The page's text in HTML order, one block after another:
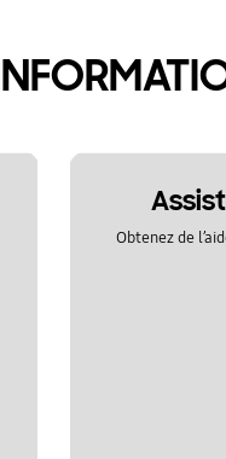
Obtenez de